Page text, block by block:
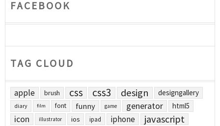
FACEBOOK
TAG CLOUD
apple brush css css3 design designgallery
diary film font funny game generator html5
icon illustrator ios ipad iphone javascript